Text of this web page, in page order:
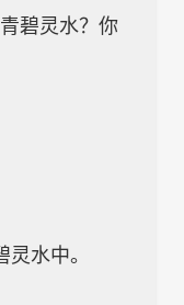
碧灵水？你
水中。